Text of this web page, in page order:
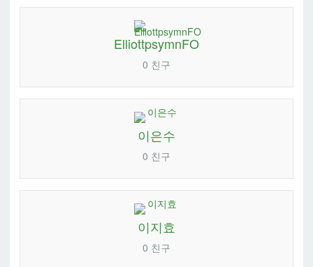
ElliottpsymnFO
0 친구
이은수
0 친구
이지효
0 친구